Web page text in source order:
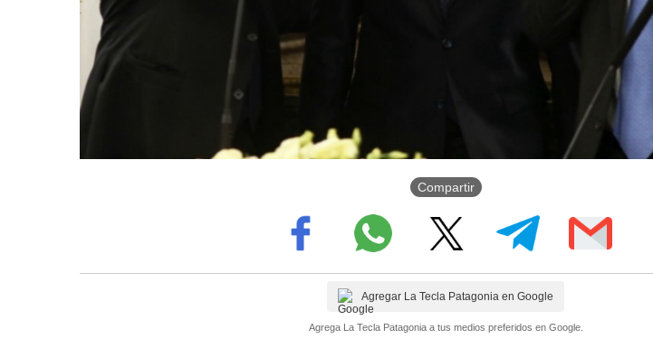
Compartir
Agregar La Tecla Patagonia en Google
Agrega La Tecla Patagonia a tus medios preferidos en Google.